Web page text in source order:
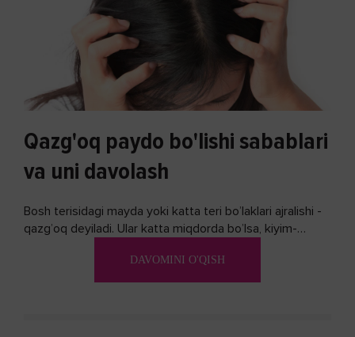
Qazg'oq paydo bo'lishi sabablari
va uni davolash
Bosh terisidagi mayda yoki katta teri bo’laklari ajralishi -
qazg’oq deyiladi. Ular katta miqdorda bo’lsa, kiyim-
DAVOMINI O'QISH